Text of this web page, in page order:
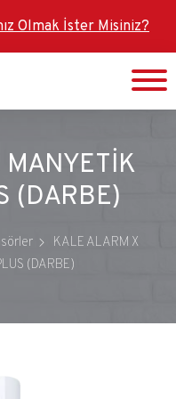
Olmak İster Misiniz?
(DARBE)
KALE ALARM X
(DARBE)